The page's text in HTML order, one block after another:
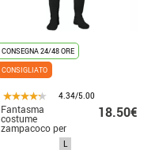
CONSEGNA 24/48 ORE
CONSIGLIATO
4.34/5.00
Fantasma
costume
zampacoco per
adulti
18.50€
L